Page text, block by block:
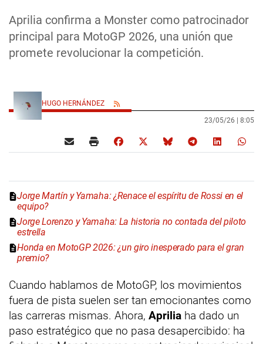
Aprilia confirma a Monster como patrocinador
principal para MotoGP 2026, una unión que
promete revolucionar la competición.
HUGO HERNÁNDEZ
23/05/26 | 8:05
Jorge Martín y Yamaha: ¿Renace el espíritu de Rossi en el
equipo?
Jorge Lorenzo y Yamaha: La historia no contada del piloto
estrella
Honda en MotoGP 2026: ¿un giro inesperado para el gran
premio?
Cuando hablamos de MotoGP, los movimientos
fuera de pista suelen ser tan emocionantes como
las carreras mismas. Ahora, Aprilia ha dado un
paso estratégico que no pasa desapercibido: ha